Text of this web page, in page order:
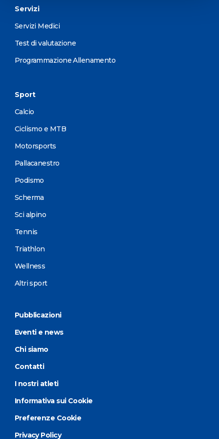
Servizi
Servizi Medici
Test di valutazione
Programmazione Allenamento
Sport
Calcio
Ciclismo e MTB
Motorsports
Pallacanestro
Podismo
Scherma
Sci alpino
Tennis
Triathlon
Wellness
Altri sport
Pubblicazioni
Eventi e news
Chi siamo
Contatti
I nostri atleti
Informativa sui Cookie
Preferenze Cookie
Privacy Policy